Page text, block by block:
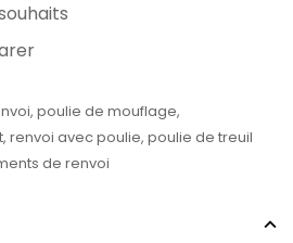
, poulie de mouflage,
, renvoi avec poulie, poulie de treuil
de renvoi